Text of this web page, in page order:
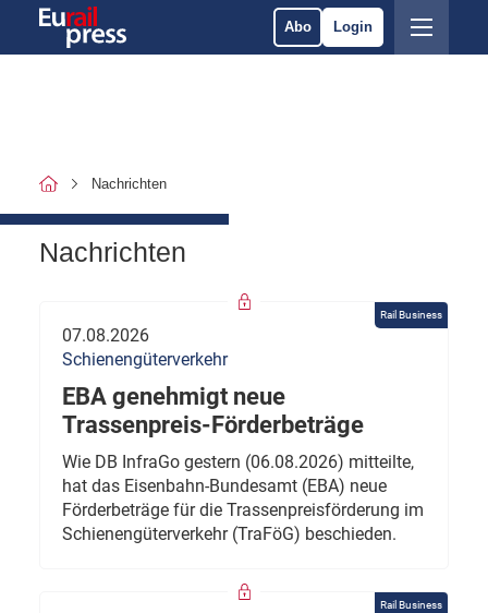
Abo Login
Nachrichten
Nachrichten
Rail Business
07.08.2026
Schienengüterverkehr
EBA genehmigt neue
Trassenpreis-Förderbeträge
Wie DB InfraGo gestern (06.08.2026) mitteilte,
hat das Eisenbahn-Bundesamt (EBA) neue
Förderbeträge für die Trassenpreisförderung im
Schienengüterverkehr (TraFöG) beschieden.
Rail Business